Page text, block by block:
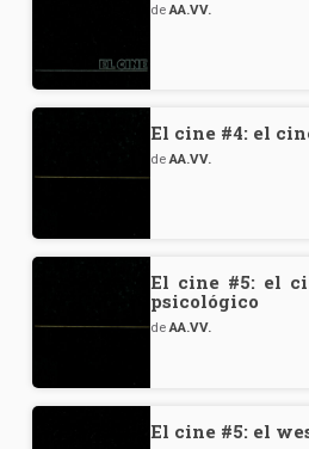
deAA.VV.
El cine #4: el
deAA.VV.
El cine #5: el
psicológico
deAA.VV.
El cine #5: el